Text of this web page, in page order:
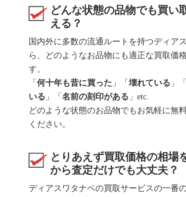
どんな状態の品物でも買い
える？
国内外に多数の流通ルートを持つディア
ら、どのようなお品物にも適正な買取価
す。
「 何十年も昔に買った 」「 壊れている 」「
いる 」「 名前の刻印がある 」etc.
どのような状態のお品物でもお気軽に無
ください。
とりあえず買取価格の相場
から査定だけでも大丈夫？
ディアスワタナベの買取サービスの一番